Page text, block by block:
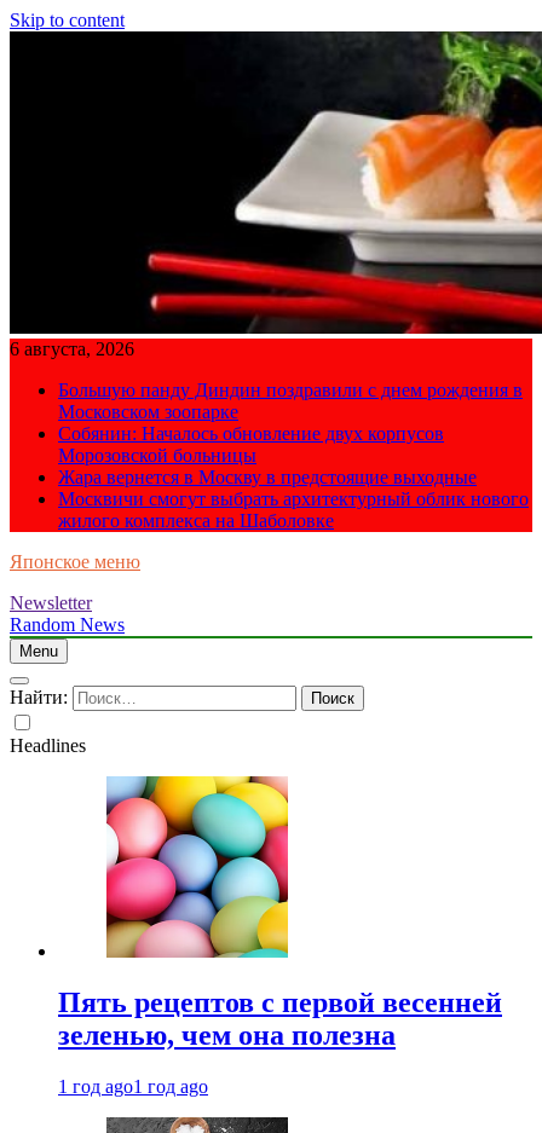
Skip to content
6 августа, 2026
Большую панду Диндин поздравили с днем рождения в
Московском зоопарке
Собянин: Началось обновление двух корпусов
Морозовской больницы
Жара вернется в Москву в предстоящие выходные
Москвичи смогут выбрать архитектурный облик нового
жилого комплекса на Шаболовке
Японское меню
Newsletter
Random News
Menu
Найти:
Headlines
Пять рецептов с первой весенней
зеленью, чем она полезна
1 год ago1 год ago